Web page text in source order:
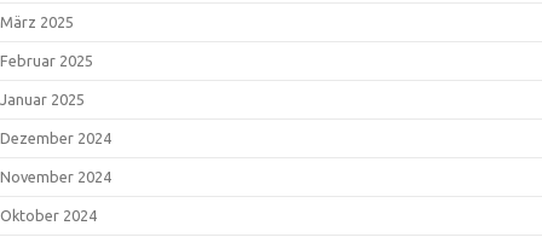
März 2025
Februar 2025
Januar 2025
Dezember 2024
November 2024
Oktober 2024